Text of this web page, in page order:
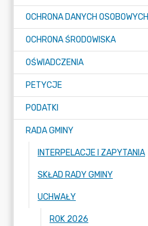
OCHRONA DANYCH OSOBOWYCH
OCHRONA ŚRODOWISKA
OŚWIADCZENIA
PETYCJE
PODATKI
RADA GMINY
INTERPELACJE I ZAPYTANIA
SKŁAD RADY GMINY
UCHWAŁY
ROK 2026